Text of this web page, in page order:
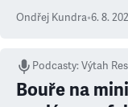
Ondřej Kundra•6. 8.
Podcasty:Výtah
Bouře na